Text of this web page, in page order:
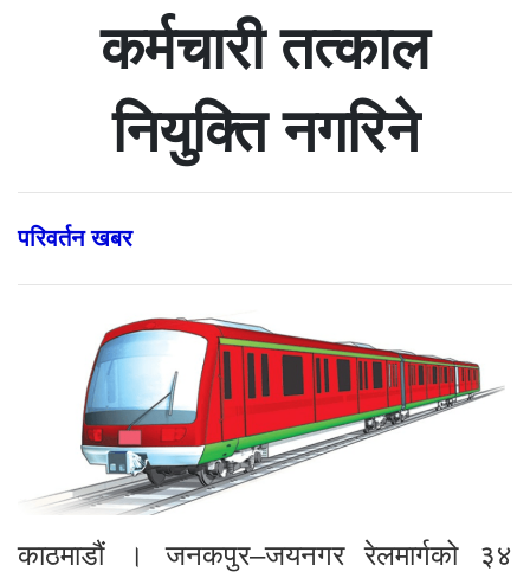
कर्मचारी तत्काल
नियुक्ति नगरिने
परिवर्तन खबर
काठमाडौं । जनकपुर–जयनगर रेलमार्गको ३४